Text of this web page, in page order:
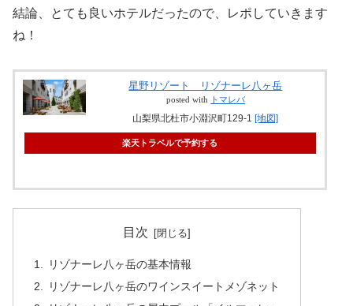
結論、とても良いホテルだったので、レポしていきます
ね！
星野リゾート リゾナーレ八ヶ岳
posted with トマレバ
山梨県北杜市小淵沢町129-1 [地図]
楽天トラベルで予約する
目次
リゾナーレ八ヶ岳の基本情報
リゾナーレ八ヶ岳のワインスイートメゾネット